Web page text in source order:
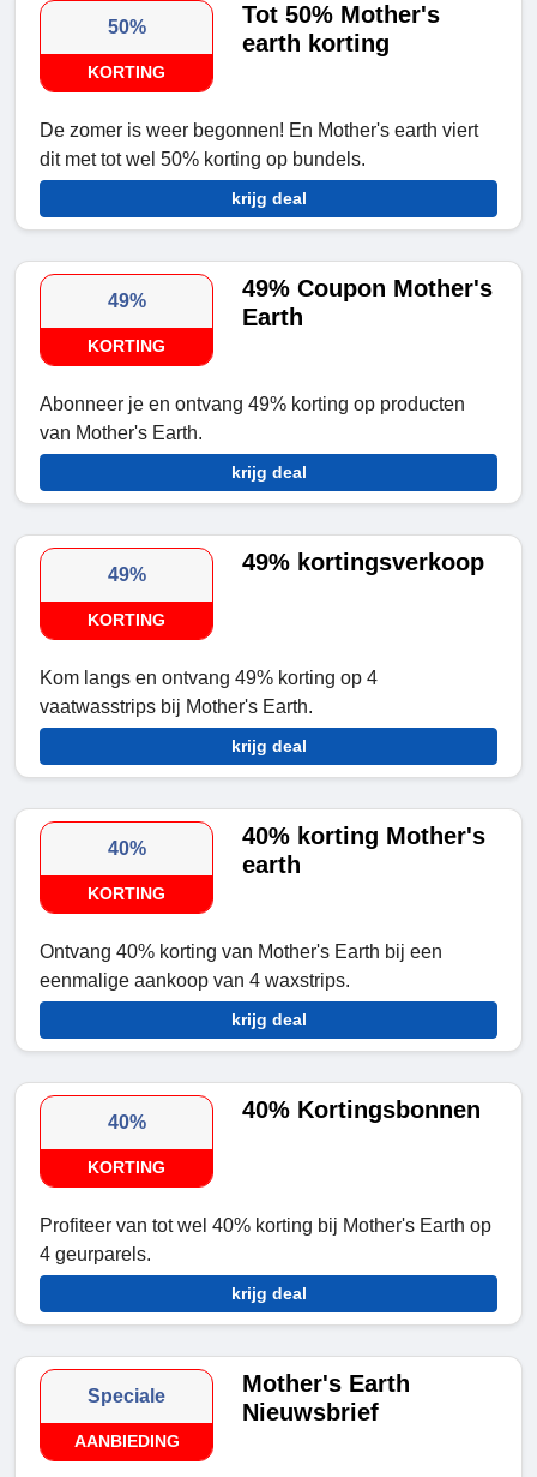
50%
KORTING
Tot 50% Mother's
earth korting
De zomer is weer begonnen! En Mother's earth viert
dit met tot wel 50% korting op bundels.
krijg deal
49%
KORTING
49% Coupon Mother's
Earth
Abonneer je en ontvang 49% korting op producten
van Mother's Earth.
krijg deal
49%
KORTING
49% kortingsverkoop
Kom langs en ontvang 49% korting op 4
vaatwasstrips bij Mother's Earth.
krijg deal
40%
KORTING
40% korting Mother's
earth
Ontvang 40% korting van Mother's Earth bij een
eenmalige aankoop van 4 waxstrips.
krijg deal
40%
KORTING
40% Kortingsbonnen
Profiteer van tot wel 40% korting bij Mother's Earth op
4 geurparels.
krijg deal
Speciale
AANBIEDING
Mother's Earth
Nieuwsbrief